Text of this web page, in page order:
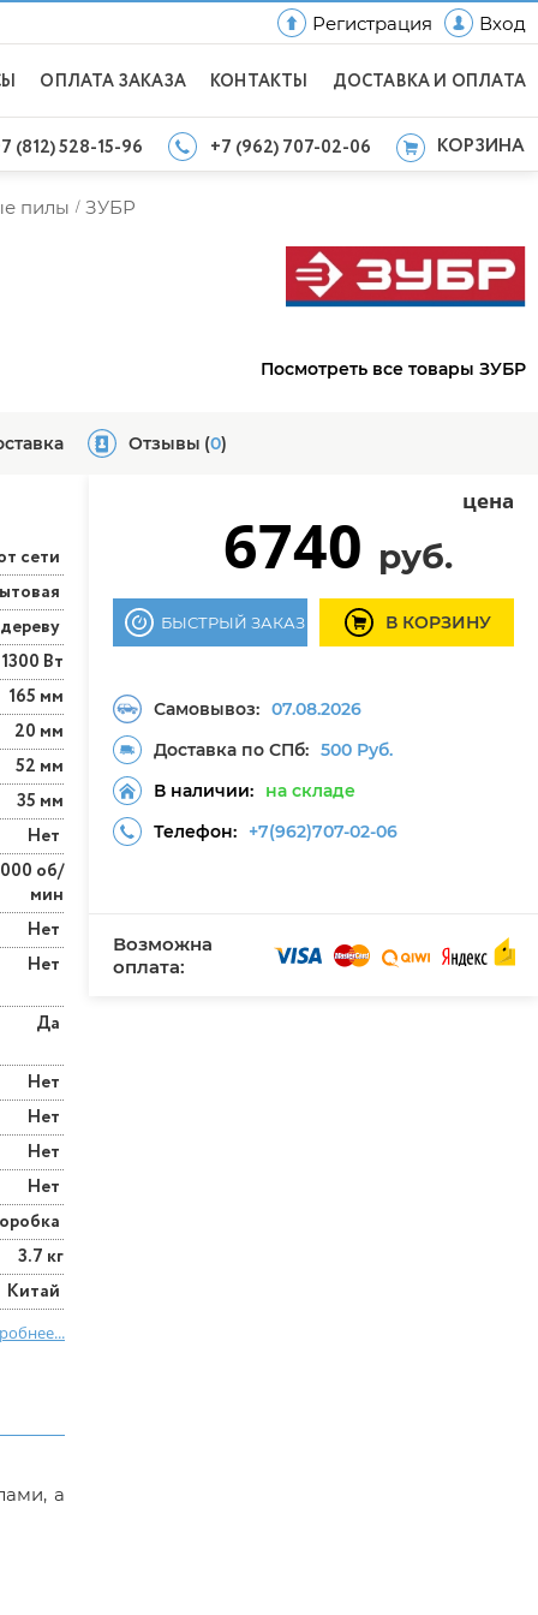
Регистрация Вход
ОПЛАТА ЗАКАЗА КОНТАКТЫ ДОСТАВКА И ОПЛАТА
(812) 528-15-96 +7 (962) 707-02-06 КОРЗИНА
пилы / ЗУБР
Посмотреть все товары ЗУБР
Отзывы (0)
сети
1300 Вт
165 мм
20 мм
52 мм
35 мм
Нет
об/
мин
Нет
Нет
Да
Нет
Нет
Нет
Нет
3.7 кг
Китай
а
цена
6740 руб.
БЫСТРЫЙ ЗАКАЗ В КОРЗИНУ
Самовывоз: 07.08.2026
Доставка по СПб: 500 Руб.
В наличии:
на складе
Телефон:
+7(962)707-02-06
Возможна
оплата: